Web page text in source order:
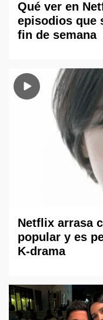
Qué ver en
episodios que
fin de semana
Netflix arrasa
popular y es
K-drama